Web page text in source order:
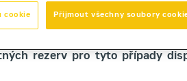
připraveni i na krizové
rezerv pro tyto případy
Přijmout všechny soubory
cookie